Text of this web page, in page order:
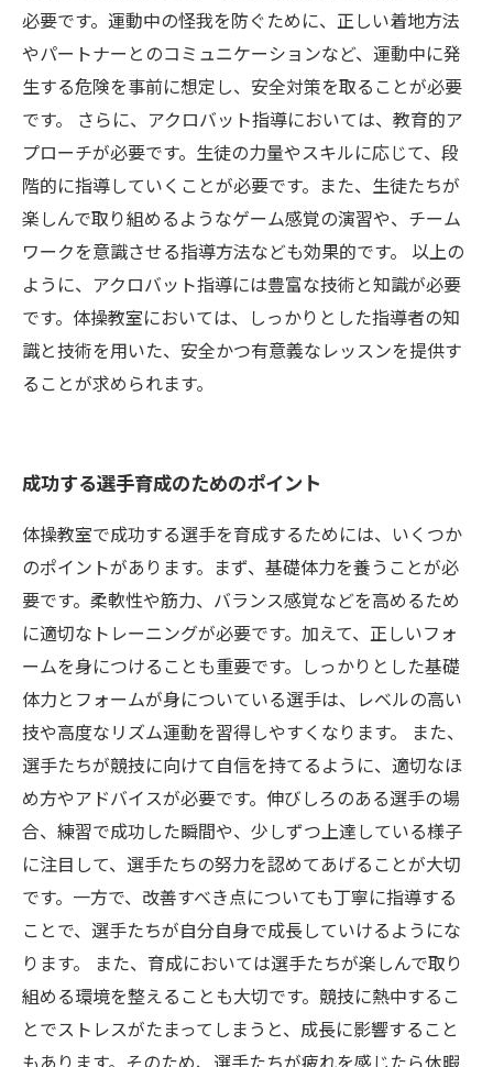
必要です。運動中の怪我を防ぐために、正しい着地方法
やパートナーとのコミュニケーションなど、運動中に発
生する危険を事前に想定し、安全対策を取ることが必要
です。 さらに、アクロバット指導においては、教育的ア
プローチが必要です。生徒の力量やスキルに応じて、段
階的に指導していくことが必要です。また、生徒たちが
楽しんで取り組めるようなゲーム感覚の演習や、チーム
ワークを意識させる指導方法なども効果的です。 以上の
ように、アクロバット指導には豊富な技術と知識が必要
です。体操教室においては、しっかりとした指導者の知
識と技術を用いた、安全かつ有意義なレッスンを提供す
ることが求められます。
成功する選手育成のためのポイント
体操教室で成功する選手を育成するためには、いくつか
のポイントがあります。まず、基礎体力を養うことが必
要です。柔軟性や筋力、バランス感覚などを高めるため
に適切なトレーニングが必要です。加えて、正しいフォ
ームを身につけることも重要です。しっかりとした基礎
体力とフォームが身についている選手は、レベルの高い
技や高度なリズム運動を習得しやすくなります。 また、
選手たちが競技に向けて自信を持てるように、適切なほ
め方やアドバイスが必要です。伸びしろのある選手の場
合、練習で成功した瞬間や、少しずつ上達している様子
に注目して、選手たちの努力を認めてあげることが大切
です。一方で、改善すべき点についても丁寧に指導する
ことで、選手たちが自分自身で成長していけるようにな
ります。 また、育成においては選手たちが楽しんで取り
組める環境を整えることも大切です。競技に熱中するこ
とでストレスがたまってしまうと、成長に影響すること